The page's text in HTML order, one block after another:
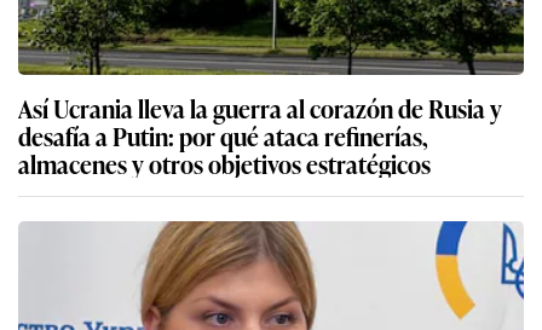
Así Ucrania lleva la guerra al corazón de Rusia y
desafía a Putin: por qué ataca refinerías,
almacenes y otros objetivos estratégicos